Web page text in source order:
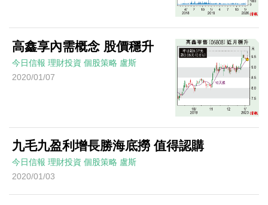
高鑫享內需概念 股價穩升
今日信報 理財投資 個股策略 盧斯
2020/01/07
九毛九盈利增長勝海底撈 值得認購
今日信報 理財投資 個股策略 盧斯
2020/01/03